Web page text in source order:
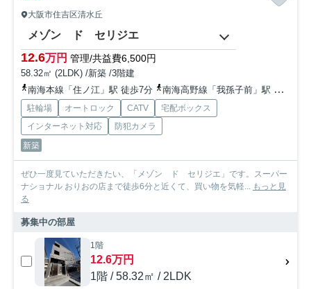
大阪市住吉区清水丘
メゾン ド セリジエ
12.6万円 管理/共益費6,500円
58.32㎡ (2LDK) /新築 /3階建
南海本線「住ノ江」駅 徒歩7分
南海高野線「我孫子前」駅 徒歩10分
駐輪場 オートロック CATV
宅配ボックス
インターネット対応
防犯カメラ
新築
ぜひ一度見ていただきたい、「メゾン ド セリジエ」です。スーパー
ナショナル おりおの店まで徒歩6分と近くて、買い物を気軽... もっと見
る
募集中の部屋
1階
12.6万円
1階 / 58.32㎡ / 2LDK